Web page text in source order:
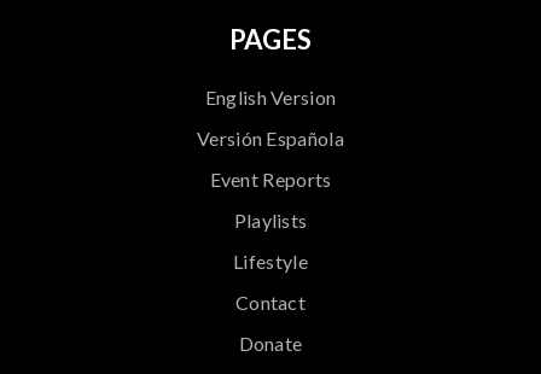
PAGES
English Version
Versión Española
Event Reports
Playlists
Lifestyle
Contact
Donate